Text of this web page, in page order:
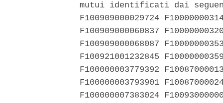
mutui identificati dai
F100909000029724
F100909000060837
F100909000068087
F100921001232845
F100000003779392
F100000003793901
F100000007383024